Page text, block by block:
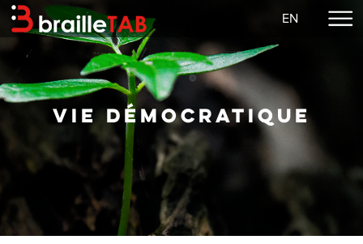
Faire un don
Concerts
Partitions
Connexion
EN
VIE DÉMOCRATIQUE